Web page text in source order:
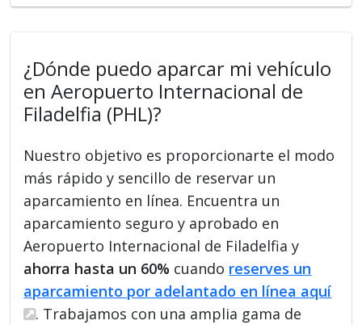
¿Dónde puedo aparcar mi vehículo
en Aeropuerto Internacional de
Filadelfia (PHL)?
Nuestro objetivo es proporcionarte el modo
más rápido y sencillo de reservar un
aparcamiento en línea. Encuentra un
aparcamiento seguro y aprobado en
Aeropuerto Internacional de Filadelfia y
ahorra hasta un 60% cuando reserves un
aparcamiento por adelantado en línea aquí
. Trabajamos con una amplia gama de